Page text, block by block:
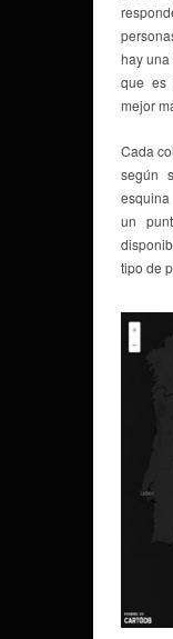
hay
que es
mejor
Cada
según
un
tipo de